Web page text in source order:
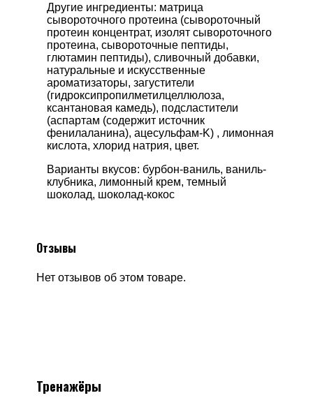
Другие ингредиенты: матрица
сывороточного протеина (сывороточный
протеин концентрат, изолят сывороточного
протеина, сывороточные пептиды,
глютамин пептиды), сливочный добавки,
натуральные и искусственные
ароматизаторы, загустители
(гидроксипропилметилцеллюлоза,
ксантановая камедь), подсластители
(аспартам (содержит источник
фенилаланина), ацесульфам-K) , лимонная
кислота, хлорид натрия, цвет.
Варианты вкусов: бурбон-ваниль, ваниль-
клубника, лимонный крем, темный
шоколад, шоколад-кокос
Отзывы
Нет отзывов об этом товаре.
Тренажёры